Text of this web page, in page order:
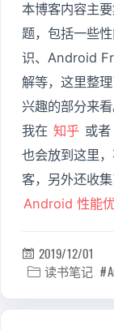
本博客内容主
题，包括一些
识、Android
解等，这里整
兴趣的部分来
我在 知乎 或者
也会放到这里
客，另外还收
Android 性能
 2019/12/01
 读书笔记